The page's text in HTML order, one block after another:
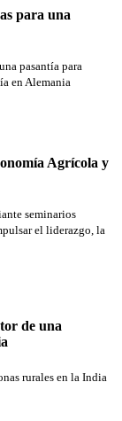
para una
pasantía para
en Alemania
Agrícola y
seminarios
el liderazgo, la
de una
rurales en la India